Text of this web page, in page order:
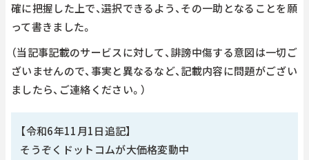
確に把握した上で、選択できるよう、その一助となることを願
って書きました。
（当記事記載のサービスに対して、誹謗中傷する意図は一切ご
ざいませんので、事実と異なるなど、記載内容に問題がござい
ましたら、ご連絡ください。）
【令和6年11月1日追記】
そうぞくドットコムが大価格変動中